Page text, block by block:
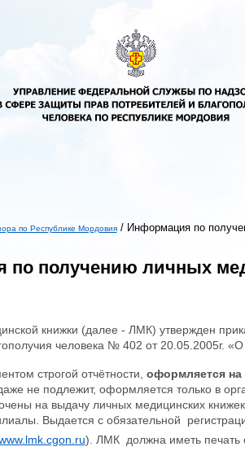
по Республике Мордовия / Информация по
по получению личных
книжки (далее - ЛМК) утвержден
человека № 402 от 20.05.2005г.
строгой отчётности, оформляется на
не подлежит, оформляется только в
на выдачу личных медицинских
Выдается с обязательной
). ЛМК должна иметь печать